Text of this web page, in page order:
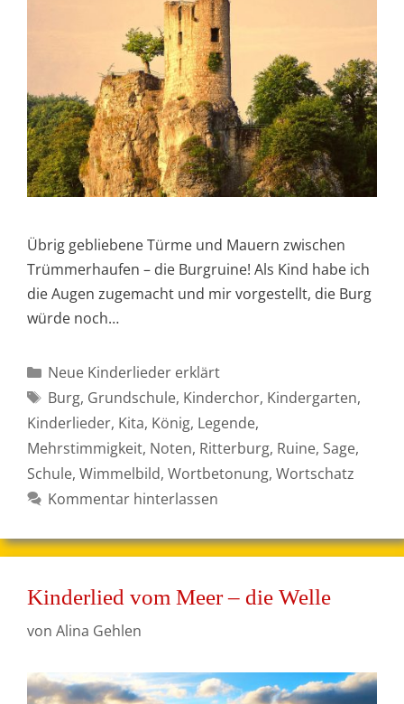
Übrig gebliebene Türme und Mauern zwischen
Trümmerhaufen – die Burgruine! Als Kind habe ich
die Augen zugemacht und mir vorgestellt, die Burg
würde noch…
Kategorien
Neue Kinderlieder erklärt
Schlagwörter
Burg, Grundschule, Kinderchor, Kindergarten,
Kinderlieder, Kita, König, Legende,
Mehrstimmigkeit, Noten, Ritterburg, Ruine, Sage,
Schule, Wimmelbild, Wortbetonung, Wortschatz
Kommentar hinterlassen
Kinderlied vom Meer – die Welle
von Alina Gehlen